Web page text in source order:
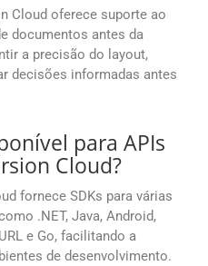
Cloud oferece suporte ao
documentos antes da
a precisão do layout,
decisões informadas antes
para APIs
Cloud?
fornece SDKs para várias
.NET, Java, Android,
e Go, facilitando a
de desenvolvimento.